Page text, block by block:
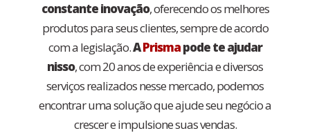
constante inovação, oferecendo os melhores
produtos para seus clientes, sempre de acordo
com a legislação.APrismapode te ajudar
nisso, com 20 anos de experiência e diversos
serviços realizados nesse mercado, podemos
encontrar uma solução que ajude seu negócio a
crescer e impulsione suas vendas.